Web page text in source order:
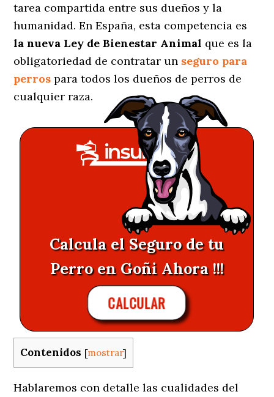
tarea compartida entre sus dueños y la
humanidad. En España, esta competencia es
la nueva Ley de Bienestar Animal que es la
obligatoriedad de contratar un seguro para
perros para todos los dueños de perros de
cualquier raza.
Calcula el Seguro de tu
Perro en Goñi Ahora !!!
CALCULAR
Contenidos [mostrar]
Hablaremos con detalle las cualidades del